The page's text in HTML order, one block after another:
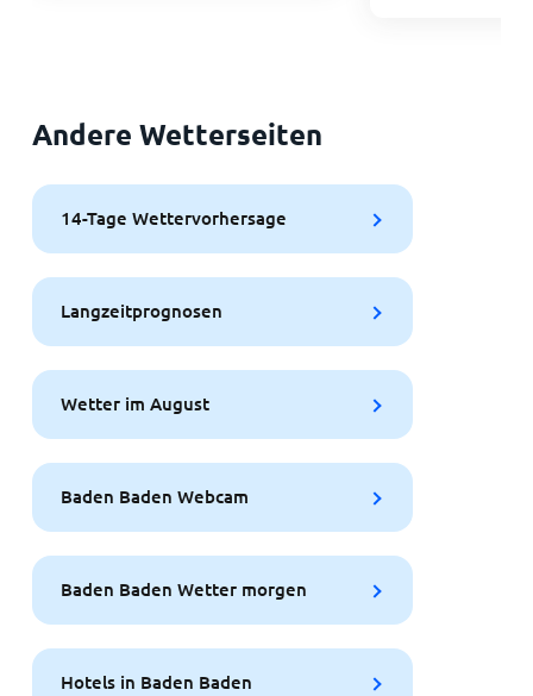
Andere Wetterseiten
14-Tage Wettervorhersage
Langzeitprognosen
Wetter im August
Baden Baden Webcam
Baden Baden Wetter morgen
Hotels in Baden Baden